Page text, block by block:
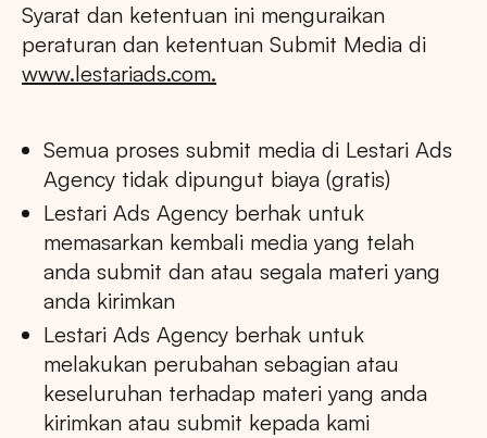
Syarat dan ketentuan ini menguraikan
peraturan dan ketentuan Submit Media di
www.lestariads.com.
Semua proses submit media di Lestari Ads
Agency tidak dipungut biaya (gratis)
Lestari Ads Agency berhak untuk
memasarkan kembali media yang telah
anda submit dan atau segala materi yang
anda kirimkan
Lestari Ads Agency berhak untuk
melakukan perubahan sebagian atau
keseluruhan terhadap materi yang anda
kirimkan atau submit kepada kami